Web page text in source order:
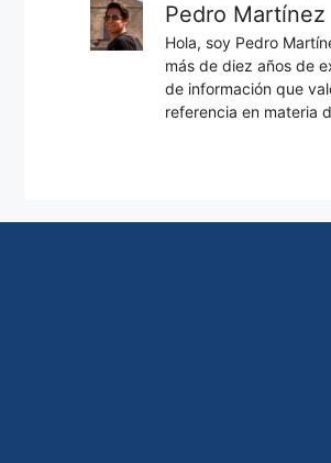
Pedro Martínez
Hola, soy Pedro
más de diez años de
de información que
referencia en materia